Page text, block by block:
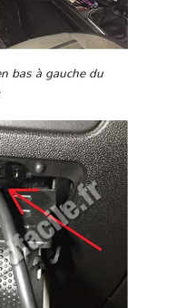
bas à gauche du